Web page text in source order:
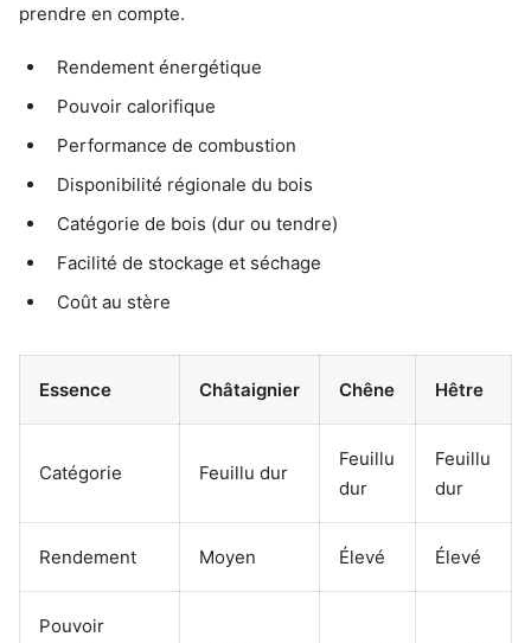
prendre en compte.
Rendement énergétique
Pouvoir calorifique
Performance de combustion
Disponibilité régionale du bois
Catégorie de bois (dur ou tendre)
Facilité de stockage et séchage
Coût au stère
Essence Châtaignier Chêne Hêtre
Catégorie Feuillu dur
Feuillu
dur
Feuillu
dur
Rendement Moyen Élevé Élevé
Pouvoir